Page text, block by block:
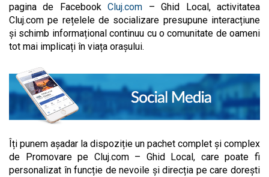
pagina de FacebookCluj.com – Ghid Local, activitatea
Cluj.com pe rețelele de socializare presupune interacțiune
și schimb informațional continuu cu o comunitate de oameni
tot mai implicați în viața orașului.
Îți punem așadar la dispoziție un pachet complet și complex
de Promovare pe Cluj.com – Ghid Local, care poate fi
personalizat în funcție de nevoile și direcția pe care dorești